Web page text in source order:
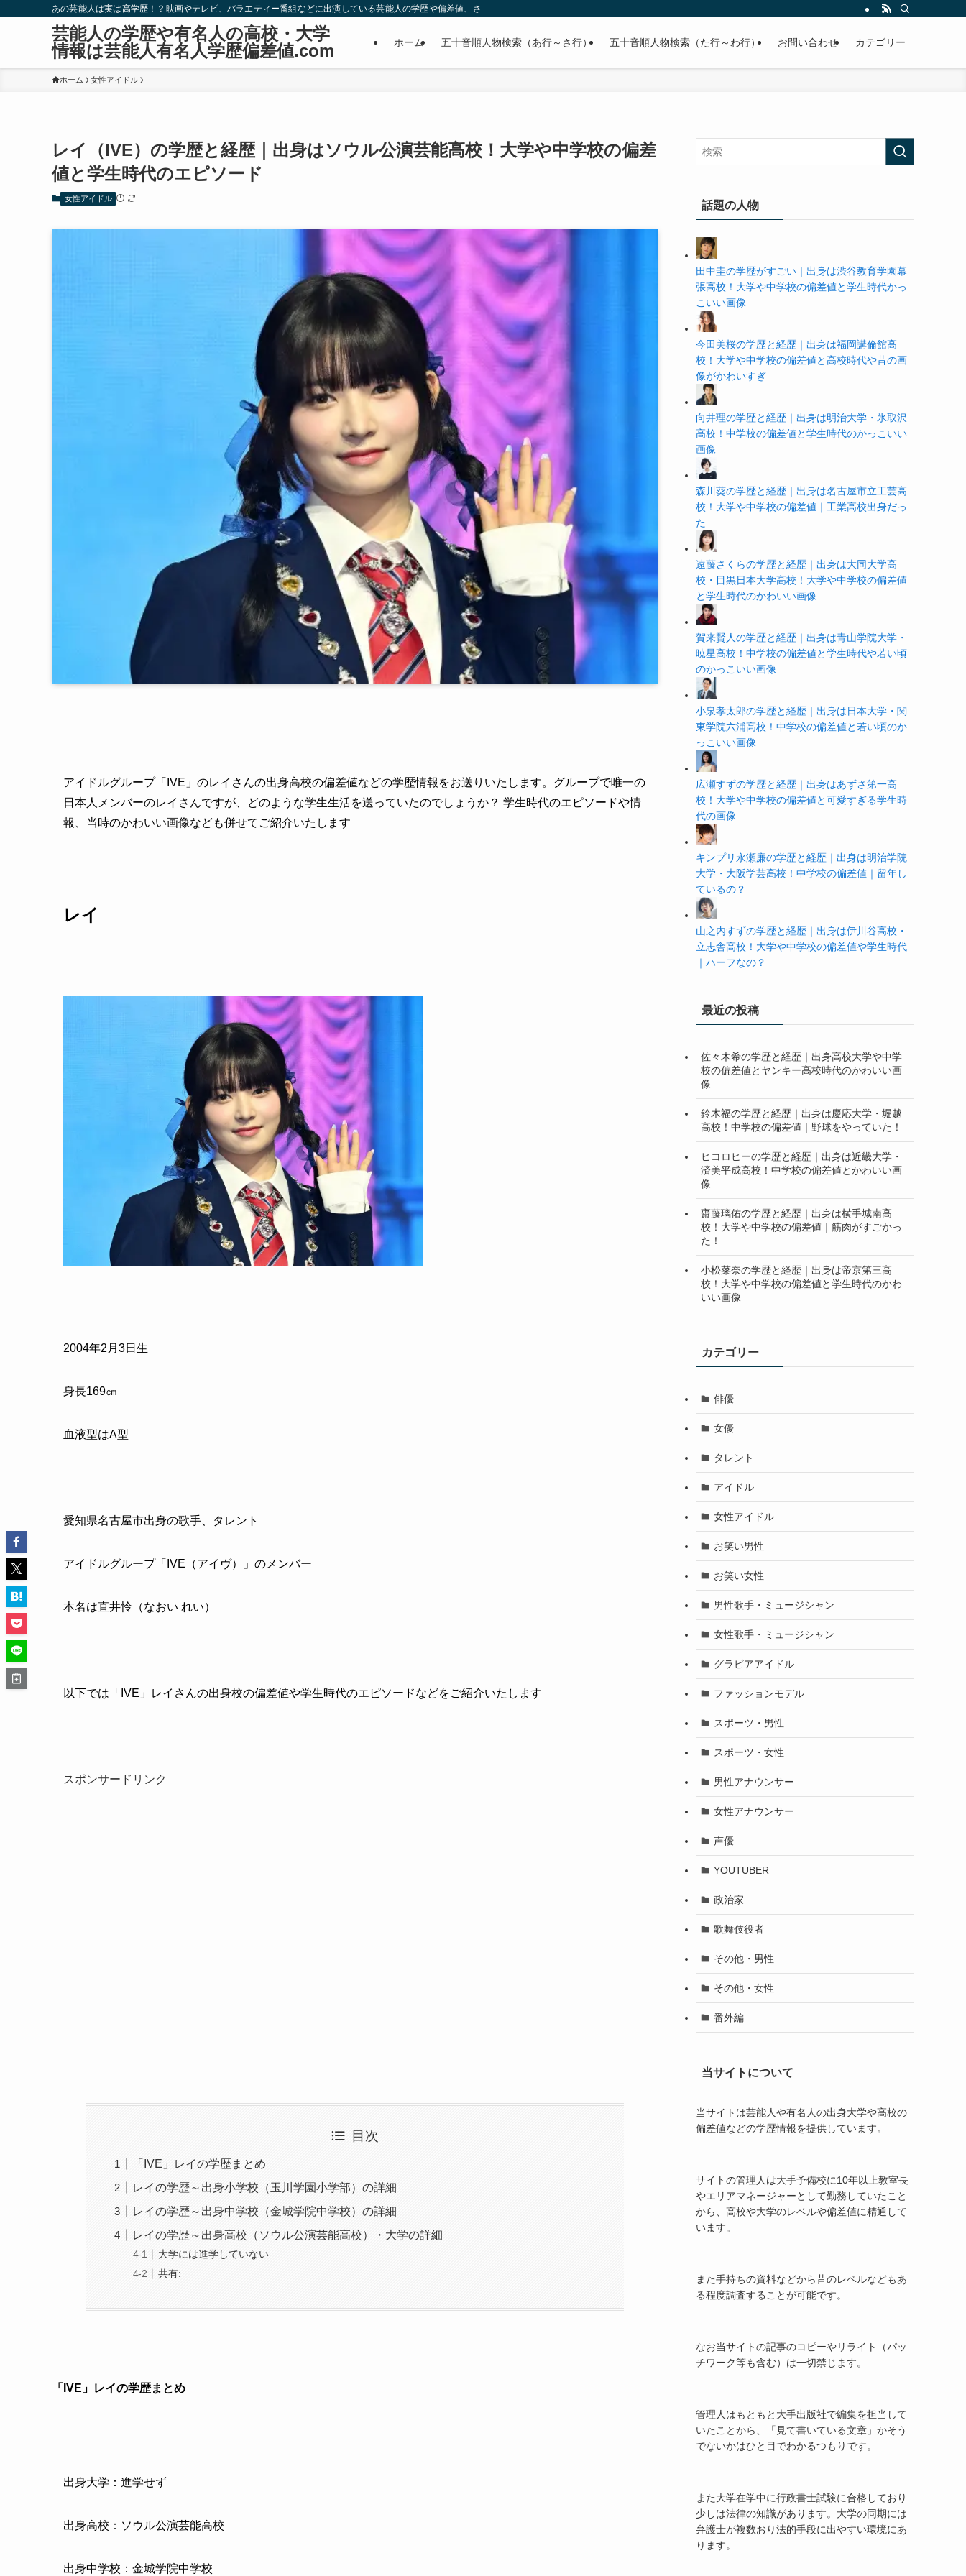
あの芸能人は実は高学歴！？映画やテレビ、バラエティー番組などに出演している芸能人の学歴や偏差値、さらに政治家やスポーツ選手などの有名人の学歴や高校・大学の偏差値まで紹介していきます。
芸能人の学歴や有名人の高校・大学
情報は芸能人有名人学歴偏差値.com
ホーム 五十音順人物検索（あ行～さ行） 五十音順人物検索（た行～わ行） お問い合わせ カテゴリー
ホーム 女性アイドル
レイ（IVE）の学歴と経歴｜出身はソウル公演芸能高校！大学や中学校の偏差
値と学生時代のエピソード
女性アイドル
アイドルグループ「IVE」のレイさんの出身高校の偏差値などの学歴情報をお送りいたします。グループで唯一の
日本人メンバーのレイさんですが、どのような学生生活を送っていたのでしょうか？ 学生時代のエピソードや情
報、当時のかわいい画像なども併せてご紹介いたします
レイ
2004年2月3日生
身長169㎝
血液型はA型
愛知県名古屋市出身の歌手、タレント
アイドルグループ「IVE（アイヴ）」のメンバー
本名は直井怜（なおい れい）
以下では「IVE」レイさんの出身校の偏差値や学生時代のエピソードなどをご紹介いたします
スポンサードリンク
目次
「IVE」レイの学歴まとめ
レイの学歴～出身小学校（玉川学園小学部）の詳細
レイの学歴～出身中学校（金城学院中学校）の詳細
レイの学歴～出身高校（ソウル公演芸能高校）・大学の詳細
大学には進学していない
共有:
「IVE」レイの学歴まとめ
出身大学：進学せず
出身高校： ソウル公演芸能高校
出身中学校：金城学院中学校
話題の人物
田中圭の学歴がすごい｜出身は渋谷教育学園幕
張高校！大学や中学校の偏差値と学生時代かっ
こいい画像
今田美桜の学歴と経歴｜出身は福岡講倫館高
校！大学や中学校の偏差値と高校時代や昔の画
像がかわいすぎ
向井理の学歴と経歴｜出身は明治大学・氷取沢
高校！中学校の偏差値と学生時代のかっこいい
画像
森川葵の学歴と経歴｜出身は名古屋市立工芸高
校！大学や中学校の偏差値｜工業高校出身だっ
た
遠藤さくらの学歴と経歴｜出身は大同大学高
校・目黒日本大学高校！大学や中学校の偏差値
と学生時代のかわいい画像
賀来賢人の学歴と経歴｜出身は青山学院大学・
暁星高校！中学校の偏差値と学生時代や若い頃
のかっこいい画像
小泉孝太郎の学歴と経歴｜出身は日本大学・関
東学院六浦高校！中学校の偏差値と若い頃のか
っこいい画像
広瀬すずの学歴と経歴｜出身はあずさ第一高
校！大学や中学校の偏差値と可愛すぎる学生時
代の画像
キンプリ永瀬廉の学歴と経歴｜出身は明治学院
大学・大阪学芸高校！中学校の偏差値｜留年し
ているの？
山之内すずの学歴と経歴｜出身は伊川谷高校・
立志舎高校！大学や中学校の偏差値や学生時代
｜ハーフなの？
最近の投稿
佐々木希の学歴と経歴｜出身高校大学や中学
校の偏差値とヤンキー高校時代のかわいい画
像
鈴木福の学歴と経歴｜出身は慶応大学・堀越
高校！中学校の偏差値｜野球をやっていた！
ヒコロヒーの学歴と経歴｜出身は近畿大学・
済美平成高校！中学校の偏差値とかわいい画
像
齋藤璃佑の学歴と経歴｜出身は横手城南高
校！大学や中学校の偏差値｜筋肉がすごかっ
た！
小松菜奈の学歴と経歴｜出身は帝京第三高
校！大学や中学校の偏差値と学生時代のかわ
いい画像
カテゴリー
俳優
女優
タレント
アイドル
女性アイドル
お笑い男性
お笑い女性
男性歌手・ミュージシャン
女性歌手・ミュージシャン
グラビアアイドル
ファッションモデル
スポーツ・男性
スポーツ・女性
男性アナウンサー
女性アナウンサー
声優
YOUTUBER
政治家
歌舞伎役者
その他・男性
その他・女性
番外編
当サイトについて
当サイトは芸能人や有名人の出身大学や高校の
偏差値などの学歴情報を提供しています。
サイトの管理人は大手予備校に10年以上教室長
やエリアマネージャーとして勤務していたこと
から、高校や大学のレベルや偏差値に精通して
います。
また手持ちの資料などから昔のレベルなどもあ
る程度調査することが可能です。
なお当サイトの記事のコピーやリライト（パッ
チワーク等も含む）は一切禁じます。
管理人はもともと大手出版社で編集を担当して
いたことから、「見て書いている文章」かそう
でないかはひと目でわかるつもりです。
また大学在学中に行政書士試験に合格しており
少しは法律の知識があります。大学の同期には
弁護士が複数おり法的手段に出やすい環境にあ
ります。